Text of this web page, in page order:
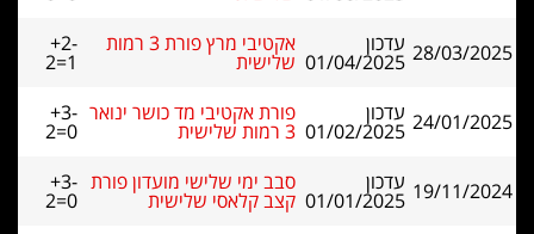
28/03/2025 עדכון
01/04/2025
אקטיבי מרץ פורת 3 רמות
שלישית
+2-
2=1
24/01/2025 עדכון
01/02/2025
פורת אקטיבי מד כושר ינואר
3 רמות שלישית
+3-
2=0
19/11/2024 עדכון
01/01/2025
סבב ימי שלישי מועדון פורת
קצב קלאסי שלישית
+3-
2=0